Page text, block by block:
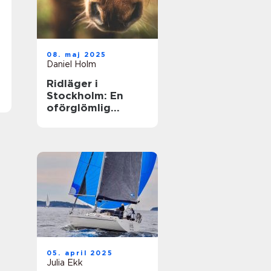
08. maj 2025
Daniel Holm
Ridläger i
Stockholm: En
oförglömlig
05. april 2025
Julia Ekk